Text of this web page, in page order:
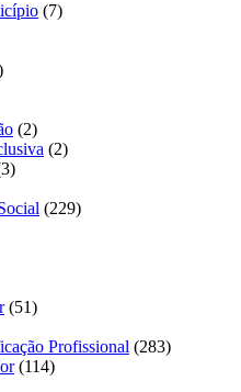
(7)
(2)
(2)
(229)
(51)
Profissional (283)
(114)